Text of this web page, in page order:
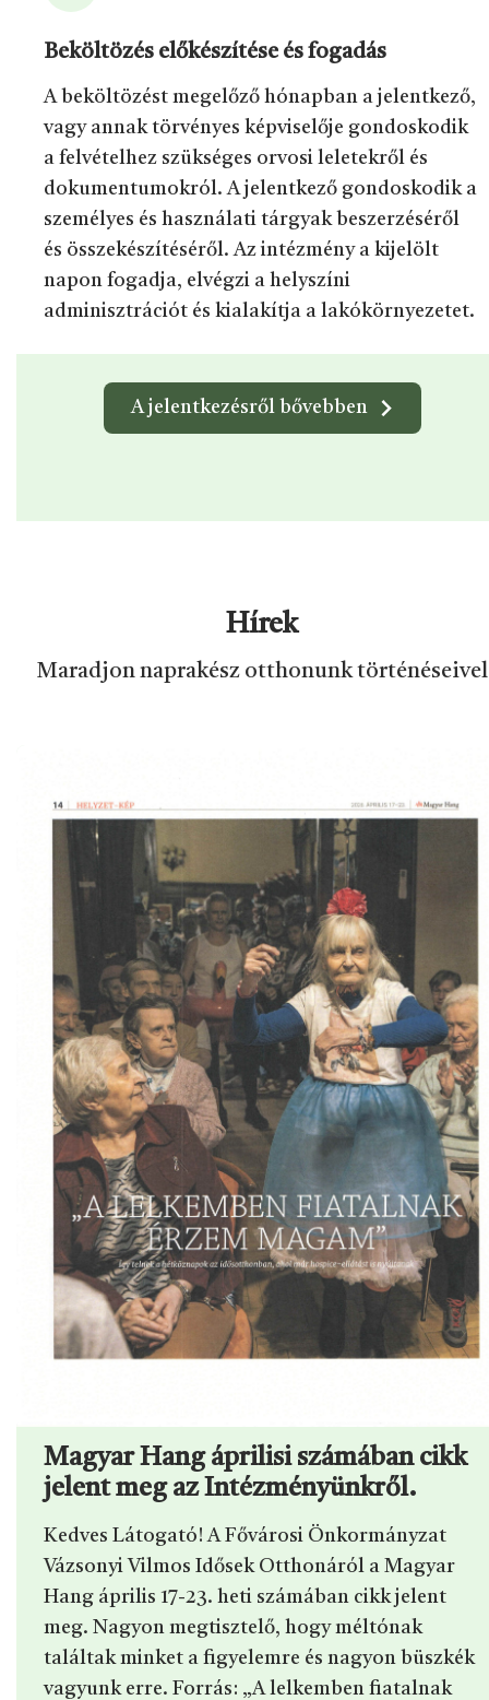
Beköltözés előkészítése és fogadás
A beköltözést megelőző hónapban a jelentkező,
vagy annak törvényes képviselője gondoskodik
a felvételhez szükséges orvosi leletekről és
dokumentumokról. A jelentkező gondoskodik a
személyes és használati tárgyak beszerzéséről
és összekészítéséről. Az intézmény a kijelölt
napon fogadja, elvégzi a helyszíni
adminisztrációt és kialakítja a lakókörnyezetet.
A jelentkezésről bővebben
Hírek
Maradjon naprakész otthonunk történéseivel
Magyar Hang áprilisi számában cikk
jelent meg az Intézményünkről.
Kedves Látogató! A Fővárosi Önkormányzat
Vázsonyi Vilmos Idősek Otthonáról a Magyar
Hang április 17-23. heti számában cikk jelent
meg. Nagyon megtisztelő, hogy méltónak
találtak minket a figyelemre és nagyon büszkék
vagyunk erre. Forrás: „A lelkemben fiatalnak